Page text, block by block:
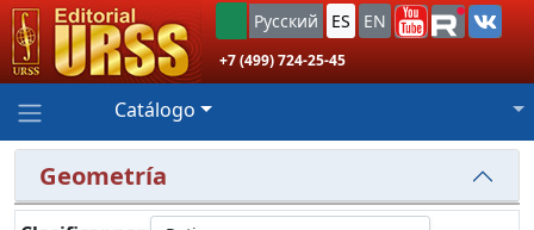
Русский ES EN
+7 (499) 724-25-45
Catálogo
Geometría